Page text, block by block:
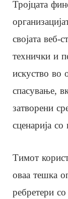
Тројцата
својата веб-
технички и
искуство во
спасување,
затворени
сценарија
Тимот
оваа тешка
ребретери